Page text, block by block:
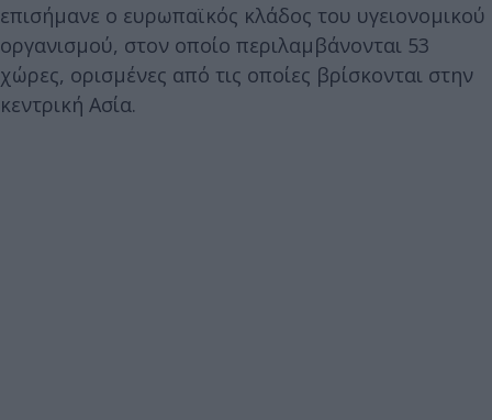
επισήμανε ο ευρωπαϊκός κλάδος του υγειονομικού
οργανισμού, στον οποίο περιλαμβάνονται 53
χώρες, ορισμένες από τις οποίες βρίσκονται στην
κεντρική Ασία.